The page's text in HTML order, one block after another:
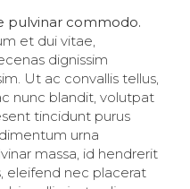
pulvinar commodo.
et dui vitae,
dignissim
Ut ac convallis tellus,
nunc blandit, volutpat
tincidunt purus
urna
massa, id hendrerit
eleifend nec placerat